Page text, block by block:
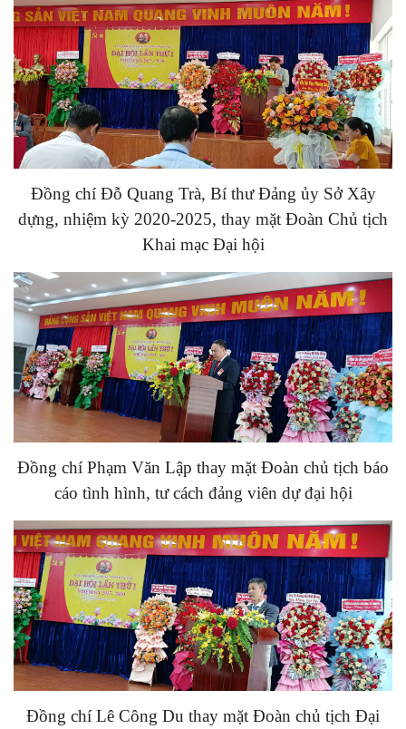
Đồng chí Đỗ Quang Trà, Bí thư Đảng ủy Sở Xây
dựng, nhiệm kỳ 2020-2025, thay mặt Đoàn Chủ tịch
Khai mạc Đại hội
Đồng chí Phạm Văn Lập thay mặt Đoàn chủ tịch báo
cáo tình hình, tư cách đảng viên dự đại hội
Đồng chí Lê Công Du thay mặt Đoàn chủ tịch Đại